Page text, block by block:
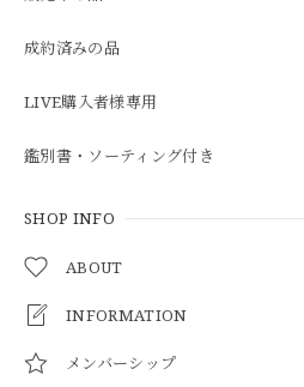
成約済みの品
LIVE購入者様専用
鑑別書・ソーティング付き
SHOP INFO
ABOUT
INFORMATION
メンバーシップ